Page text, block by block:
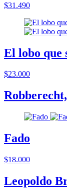
$31.490
El lobo que
$23.000
Fado
$18.000
Leopoldo